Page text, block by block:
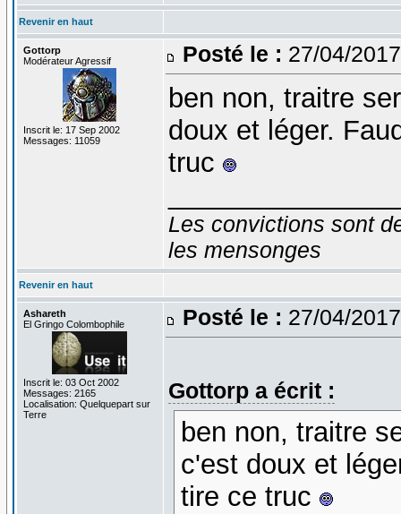
Revenir en haut
Gottorp
Modérateur Agressif
Inscrit le: 17 Sep 2002
Messages: 11059
Posté le : 27/04/
ben non, traitre
doux et léger.
truc
Les convictions sont
les mensonges
Revenir en haut
Ashareth
El Gringo Colombophile
Inscrit le: 03 Oct 2002
Messages: 2165
Localisation: Quelquepart sur
Terre
Posté le : 27/04/
Gottorp a écrit :
ben non, traitre
c'est doux et
tire ce truc